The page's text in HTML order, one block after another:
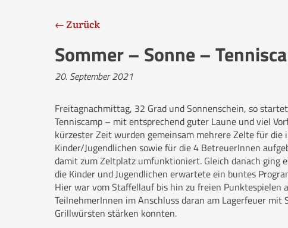
← Zurück
Sommer – Sonne –
20. September 2021
Freitagnachmittag, 32 Grad und Sonnenschein, so
Tenniscamp – mit entsprechend guter Laune und viel
kürzester Zeit wurden gemeinsam mehrere Zelte für die
Kinder/Jugendlichen sowie für die 4 BetreuerInnen
damit zum Zeltplatz umfunktioniert. Gleich danach ging
die Kinder und Jugendlichen erwartete ein buntes
Hier war vom Staffellauf bis hin zu freien Punktespielen
TeilnehmerInnen im Anschluss daran am Lagerfeuer mit
Grillwürsten stärken konnten.